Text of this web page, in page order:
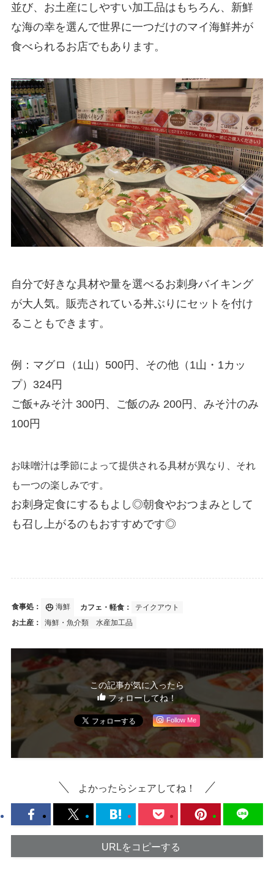
並び、お土産にしやすい加工品はもちろん、新鮮
な海の幸を選んで世界に一つだけのマイ海鮮丼が
食べられるお店でもあります。
自分で好きな具材や量を選べるお刺身バイキング
が大人気。販売されている丼ぶりにセットを付け
ることもできます。
例：マグロ（1山）500円、その他（1山・1カッ
プ）324円
ご飯+みそ汁 300円、ご飯のみ 200円、みそ汁のみ
100円
お味噌汁は季節によって提供される具材が異なり、それ
も一つの楽しみです。
お刺身定食にするもよし◎朝食やおつまみとして
も召し上がるのもおすすめです◎
食事処： rice_bowl 海鮮 カフェ・軽食：
テイクアウト
お土産：
海鮮・魚介類 水産加工品
この記事が気に入ったら
フォローしてね！
Follow Me
よかったらシェアしてね！
URLをコピーする